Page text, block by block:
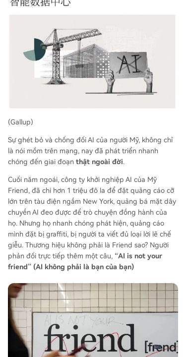
(Gallup)
Sự ghét bỏ và chống đối AI của người Mỹ, không chỉ
là nói mồm trên mạng, nay đã phát triển nhanh
chóng đến giai đoạn thật ngoài đời.
Cuối năm ngoái, công ty khởi nghiệp AI của Mỹ
Friend, đã chi hơn 1 triệu đô la để đặt quảng cáo cỡ
lớn trên tàu điện ngầm New York, quảng bá mặt dây
chuyền AI đeo được để trò chuyện đồng hành của
họ. Nhưng họ nhanh chóng phát hiện, quảng cáo
mình đặt bị graffiti, bị người ta viết đủ loại lời lẽ chế
giễu. Thương hiệu không phải là Friend sao? Người
phản đối trực tiếp thêm một câu, “AI is not your
friend” (AI không phải là bạn của bạn)